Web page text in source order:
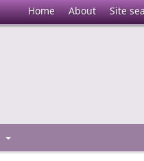
Home About Site